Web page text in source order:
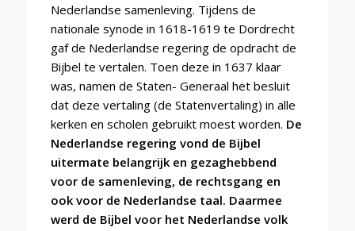
Nederlandse samenleving. Tijdens de
nationale synode in 1618-1619 te Dordrecht
gaf de Nederlandse regering de opdracht de
Bijbel te vertalen. Toen deze in 1637 klaar
was, namen de Staten- Generaal het besluit
dat deze vertaling (de Statenvertaling) in alle
kerken en scholen gebruikt moest worden. De
Nederlandse regering vond de Bijbel
uitermate belangrijk en gezaghebbend
voor de samenleving, de rechtsgang en
ook voor de Nederlandse taal. Daarmee
werd de Bijbel voor het Nederlandse volk